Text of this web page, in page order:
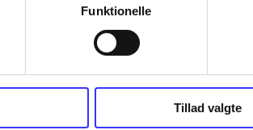
Funktionelle
Tillad valgte